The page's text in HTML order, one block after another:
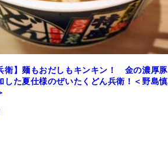
衛】麺もおだしもキンキン！ 金の濃厚豚
した夏仕様のぜいたくどん兵衛！＜野島慎